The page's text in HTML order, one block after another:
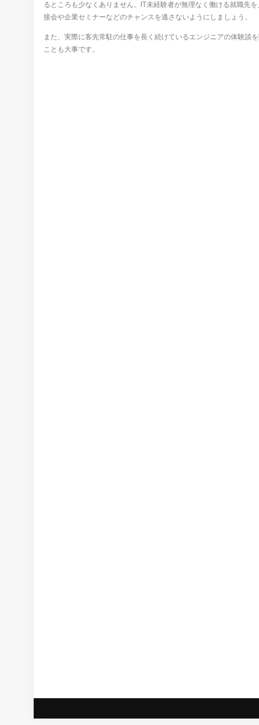
るところも少なくありません。IT未経験者が無理なく働ける就職先
接会や企業セミナーなどのチャンスを逃さないようにしましょう。
また、実際に客先常駐の仕事を長く続けているエンジニアの体験談
ことも大事です。